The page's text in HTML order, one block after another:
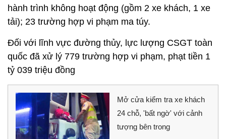
hành trình không hoạt động (gồm 2 xe khách, 1 xe
tải); 23 trường hợp vi phạm ma túy.
Đối với lĩnh vực đường thủy, lực lượng CSGT toàn
quốc đã xử lý 779 trường hợp vi phạm, phạt tiền 1
tỷ 039 triệu đồng
Mở cửa kiểm tra xe khách
24 chỗ, 'bất ngờ' với cảnh
tượng bên trong